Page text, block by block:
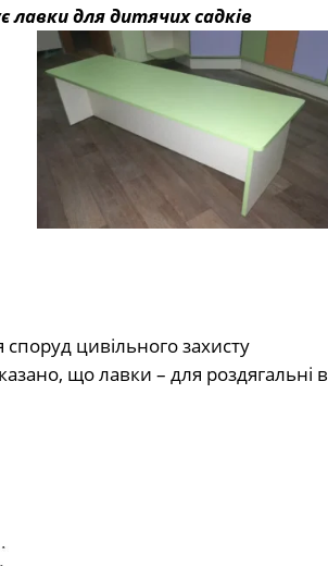
лавки для дитячих садків
цивільного захисту
що лавки – для роздягальні в